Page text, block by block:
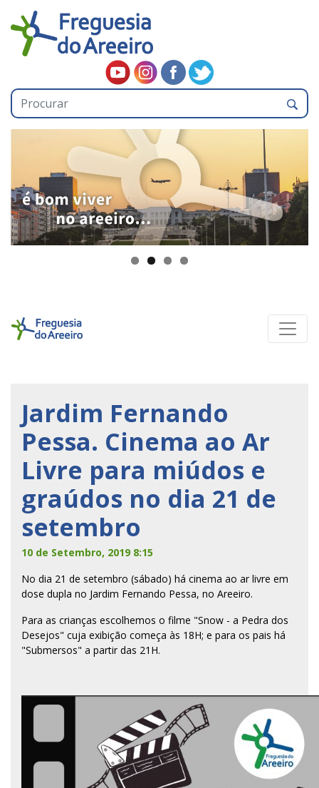
Jardim Fernando
Pessa. Cinema ao Ar
Livre para miúdos e
graúdos no dia 21 de
setembro
10 de Setembro, 2019 8:15
No dia 21 de setembro (sábado) há cinema ao ar livre em
dose dupla no Jardim Fernando Pessa, no Areeiro.
Para as crianças escolhemos o filme "Snow - a Pedra dos
Desejos" cuja exibição começa às 18H; e para os pais há
"Submersos" a partir das 21H.